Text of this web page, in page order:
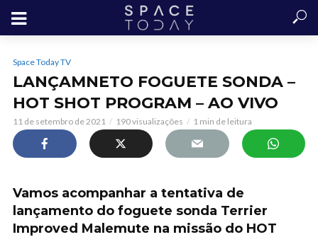
Space Today TV
LANÇAMNETO FOGUETE SONDA –
HOT SHOT PROGRAM – AO VIVO
11 de setembro de 2021 190 visualizações 1 min de leitura
Vamos acompanhar a tentativa de
lançamento do foguete sonda Terrier
Improved Malemute na missão do HOT